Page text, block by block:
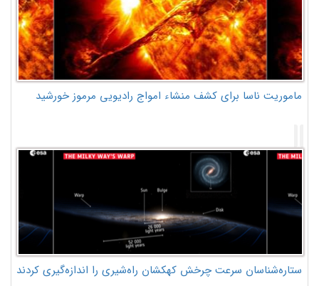
ماموریت ناسا برای کشف منشاء امواج رادیویی مرموز خورشید
ستاره‌شناسان سرعت چرخش کهکشان راه‌شیری را اندازه‌گیری کردند